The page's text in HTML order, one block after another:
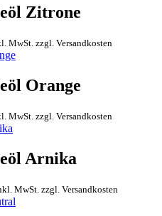
CHF
Zitrone
CHF
CHF
MwSt. zzgl. Versandkosten
Orange
CHF
CHF
MwSt. zzgl. Versandkosten
Arnika
CHF
MwSt. zzgl. Versandkosten